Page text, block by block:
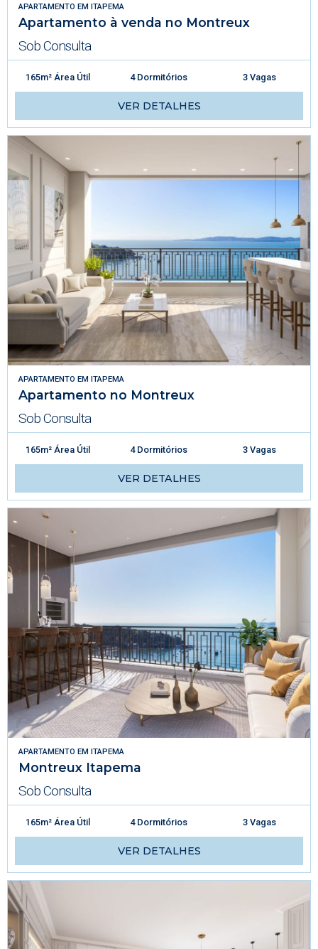
APARTAMENTO EM ITAPEMA
Apartamento à venda no Montreux
Sob Consulta
165m² Área Útil 4 Dormitórios 3 Vagas
VER DETALHES
APARTAMENTO EM ITAPEMA
Apartamento no Montreux
Sob Consulta
165m² Área Útil 4 Dormitórios 3 Vagas
VER DETALHES
APARTAMENTO EM ITAPEMA
Montreux Itapema
Sob Consulta
165m² Área Útil 4 Dormitórios 3 Vagas
VER DETALHES